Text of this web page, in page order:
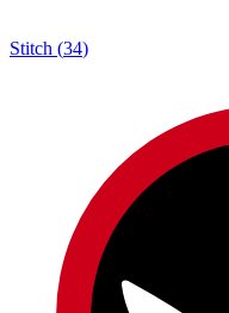
Stitch (34)